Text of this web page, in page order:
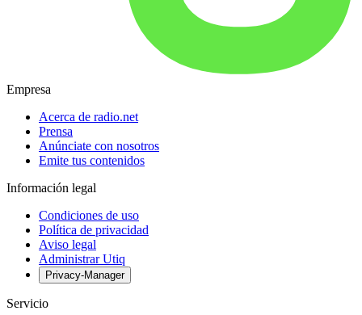
Empresa
Acerca de radio.net
Prensa
Anúnciate con nosotros
Emite tus contenidos
Información legal
Condiciones de uso
Política de privacidad
Aviso legal
Administrar Utiq
Privacy-Manager
Servicio